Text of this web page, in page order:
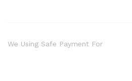
We Using Safe Payment For